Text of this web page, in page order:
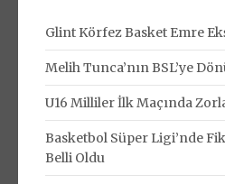
Glint Körfez Basket Emre
Melih Tunca’nın BSL’ye
U16 Milliler İlk Maçında
Basketbol Süper Ligi’nde
Belli Oldu